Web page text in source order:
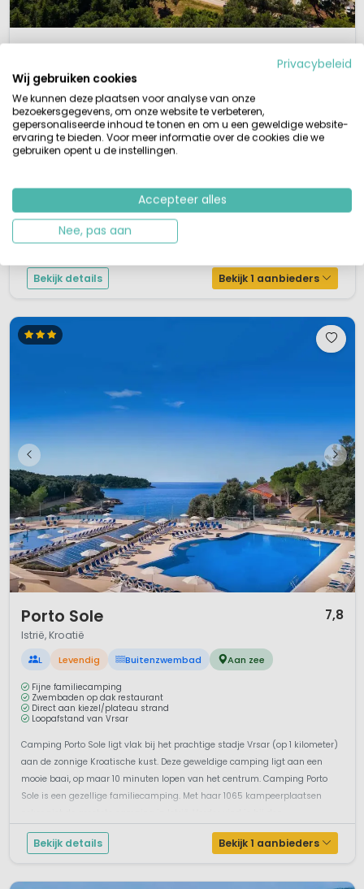
Boutique Santa Marina
Istrië, Kroatië
S Buitenzwembad Aan zee
5-sterren boutique hotel
Drie zwembaden, waarvan één met kinderbad
Rotsstrand met gratis shuttle bus
Uitgebreid restaurant op het park
grote schiereiland Istrië, tussen alle grote campings, vind je Boutique
camping Santa Marina. Deze charmante Kroatische camping ligt 800
meter van het rotsstrand en de stad Porec ligt 10 kilometer verwijderd. Deze
nieuwe kleinschalige camping doet niet onder voor de grote jongens...
Bekijk details Bekijk 1 aanbieders
Porto Sole 7,8
Istrië, Kroatië
L Levendig Buitenzwembad Aan zee
Fijne familiecamping
Zwembaden op dak restaurant
Direct aan kiezel/plateau strand
Loopafstand van Vrsar
Camping Porto Sole ligt vlak bij het prachtige stadje Vrsar (op 1 kilometer)
aan de zonnige Kroatische kust. Deze geweldige camping ligt aan een
mooie baai, op maar 10 minuten lopen van het centrum. Camping Porto
Sole is een gezellige familiecamping. Met haar 1065 kampeerplaatsen
Bekijk details Bekijk 1 aanbieders
Privacybeleid
Wij gebruiken cookies
We kunnen deze plaatsen voor analyse van onze
bezoekersgegevens, om onze website te verbeteren,
gepersonaliseerde inhoud te tonen en om u een geweldige website-
ervaring te bieden. Voor meer informatie over de cookies die we
gebruiken opent u de instellingen.
Accepteer alles
Nee, pas aan